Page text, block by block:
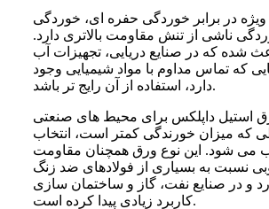
در برابر خوردگی حفره ای، خوردگی
ناشی از تنش مقاومت بالاتری دارد.
شده که در صنایع دریایی، تجهیزات آب
که تماس مداوم با مواد شیمیایی وجود
دارد، استفاده از آن رایج تر باشد.
استیل داپلکس برای محیط های صنعتی
که میزان خورندگی کمتر است، انتخاب
می شود. این نوع ورق همچنان مقاومت
نسبت به بسیاری از فولادهای ضد زنگ
و در صنایع نفت، گاز و ساختمان سازی
کاربرد زیادی پیدا کرده است.